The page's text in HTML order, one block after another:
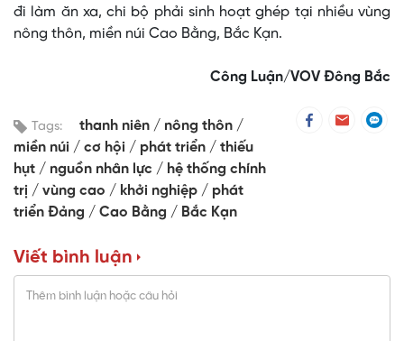
đi làm ăn xa, chi bộ phải sinh hoạt ghép tại nhiều vùng
nông thôn, miền núi Cao Bằng, Bắc Kạn.
Công Luận/VOV Đông Bắc
Tags: thanh niên
nông thôn
miền núi
cơ hội phát triển
thiếu
hụt
nguồn nhân lực
hệ thống chính
trị
vùng cao khởi nghiệp
phát
triển Đảng
Cao Bằng Bắc Kạn
Viết bình luận